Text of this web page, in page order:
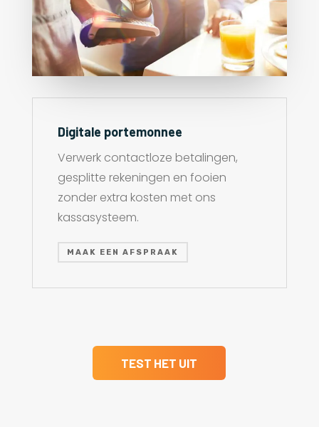
Digitale portemonnee
Verwerk contactloze betalingen,
gesplitte rekeningen en fooien
zonder extra kosten met ons
kassasysteem.
MAAK EEN AFSPRAAK
TEST HET UIT